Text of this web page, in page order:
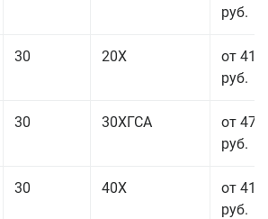
руб.
30 20Х
от 41
руб.
30 30ХГСА
от 47
руб.
30 40Х
от 41
руб.